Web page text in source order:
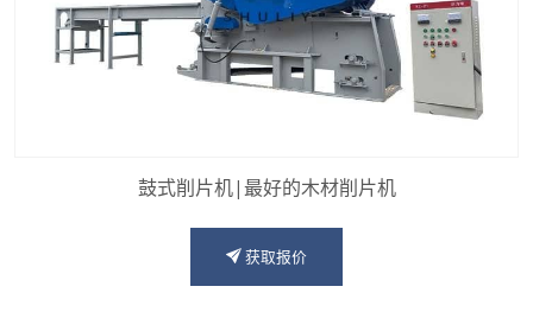
鼓式削片机|最好的木材削片机
获取报价